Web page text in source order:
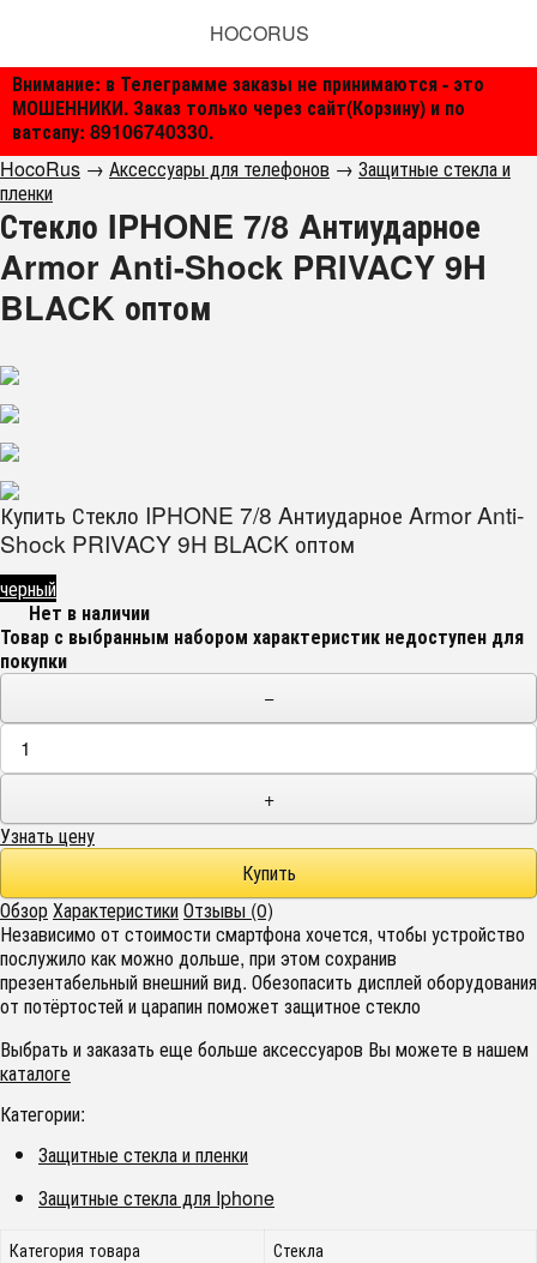
Внимание: в Телеграмме заказы не принимаются - это
МОШЕННИКИ. Заказ только через сайт(Корзину) и по
ватсапу: 89106740330.
HOCORUS
HocoRus → Аксессуары для телефонов → Защитные стекла и
пленки
Стекло IPHONE 7/8 Aнтиударное
Armor Anti-Shock PRIVACY 9H
BLACK оптом
Купить Стекло IPHONE 7/8 Aнтиударное Armor Anti-
Shock PRIVACY 9H BLACK оптом
черный
Нет в наличии
Товар с выбранным набором характеристик недоступен для
покупки
−
+
Узнать цену
ОбзорХарактеристикиОтзывы (0)
Независимо от стоимости смартфона хочется, чтобы устройство
послужило как можно дольше, при этом сохранив
презентабельный внешний вид. Обезопасить дисплей оборудования
от потёртостей и царапин поможет защитное стекло
Выбрать и заказать еще больше аксессуаров Вы можете в нашем
каталоге
Категории:
Защитные стекла и пленки
Защитные стекла для Iphone
Категория товара
Стекла